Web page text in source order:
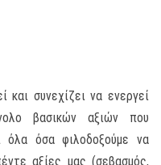
και συνεχίζει να ενεργεί
βασικών αξιών που
όλα όσα φιλοδοξούμε να
αξίες μας (σεβασμός,